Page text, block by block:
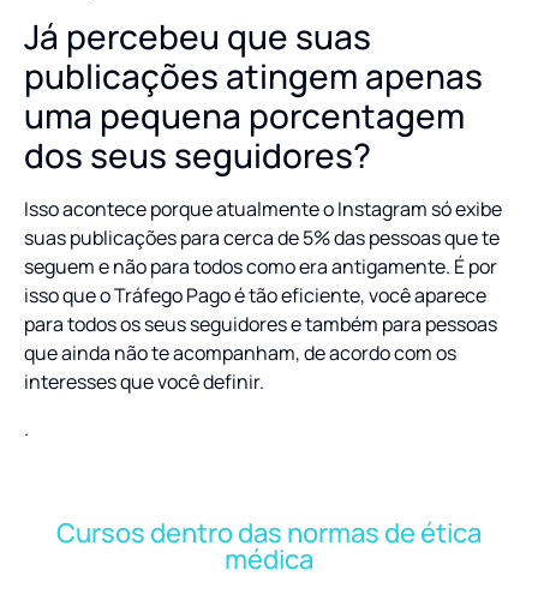
Já percebeu que suas
publicações atingem apenas
uma pequena porcentagem
dos seus seguidores?
Isso acontece porque atualmente o Instagram só exibe
suas publicações para cerca de 5% das pessoas que te
seguem e não para todos como era antigamente. É por
isso que o Tráfego Pago é tão eficiente, você aparece
para todos os seus seguidores e também para pessoas
que ainda não te acompanham, de acordo com os
interesses que você definir.
.
Cursos dentro das normas de ética
médica